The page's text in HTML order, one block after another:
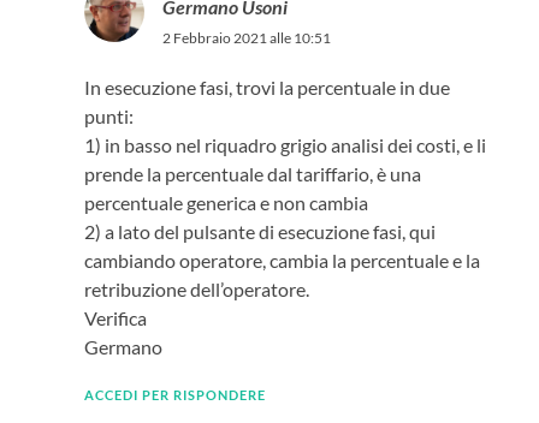
Germano Usoni
2 Febbraio 2021 alle 10:51
In esecuzione fasi, trovi la percentuale in due
punti:
1) in basso nel riquadro grigio analisi dei costi, e li
prende la percentuale dal tariffario, è una
percentuale generica e non cambia
2) a lato del pulsante di esecuzione fasi, qui
cambiando operatore, cambia la percentuale e la
retribuzione dell’operatore.
Verifica
Germano
ACCEDI PER RISPONDERE